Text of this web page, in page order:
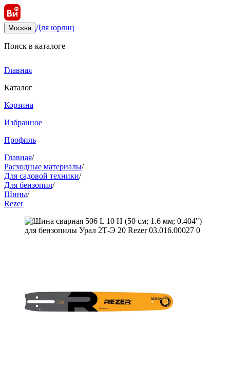
Москва Для юрлиц
Поиск в каталоге
Главная
Каталог
Корзина
Избранное
Профиль
Главная/
Расходные материалы/
Для садовой техники/
Для бензопил/
Шины/
Rezer